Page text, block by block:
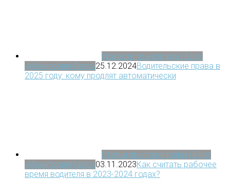
Новости транспорта | Блог
«МониторингАвто»25.12.2024Водительские права в
2025 году: кому продлят автоматически
Статьи про тахографы | Блог
«МониторингАвто»03.11.2023Как считать рабочее
время водителя в 2023-2024 годах?